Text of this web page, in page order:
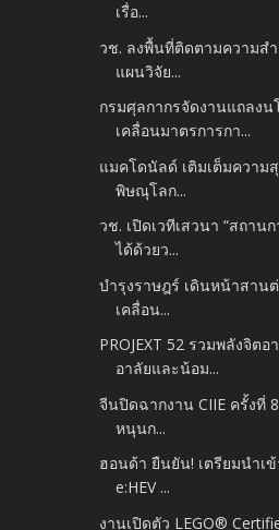
เรื่อ...
วช. ลงพื้นที่ติดตามความสำ
แผนวิจัย...
กรมศุลกากรจัดงานแถลง
เคลื่อนมาตรการกา...
แมคโดนัลด์ เติมเต็มความ
พิษณุโลก...
วช. เปิดเวทีเสวนา “สถา
ได้ด้วยว...
บำรุงราษฎร์ เดินหน้าสาน
เคลื่อน...
PROJEXT 52 รวมพลังจิต
อาลัยและน้อม...
จีนปิดฉากงาน CIIE ครั้งที่
หนุนก...
ฮอนด้า ยืนยัน! เตรียมนำเข้
e:HEV ...
งานเปิดตัว LEGO®